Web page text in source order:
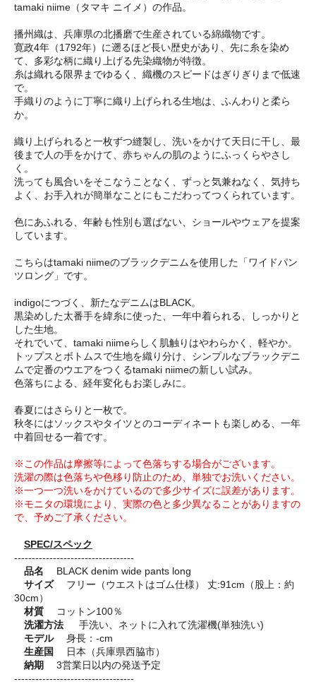
tamaki niime（タマキ ニイメ）の作品。
播州織は、兵庫県の北播磨で生産されている綿織物です。
寛政4年（1792年）に遡るほど長い歴史があり、先に糸を染め
て、多彩な柄に織り上げる先染織物が特徴。
糸は織れる限界までゆるく、織機のスピードはぎりぎりまで低速
で。
手織りのように丁寧に織り上げられる生地は、ふんわりと柔ら
か。
織り上げられると一枚ずつ縫製し、洗いをかけて天日に干し、最
後まで人の手をかけて、赤ちゃんの肌のようにふっくらやさし
く。
洗っても風合いをそこなうことなく、ずっと気兼ねなく、気持ち
よく、お手入れが簡単なことにもこだわってつくられています。
色にあふれる、年齢も性別も選ばない、ショールやウェアを提案
しています。
こちらはtamaki niimeのブラックデニムを使用した「ワイドパン
ツロング」です。
indigoにつづく、新たなデニムはBLACK。
黒染めした太番手を緯糸に使った、一年中着られる、しっかりと
した生地。
それでいて、tamaki niimeらしく肌触りはやわらかく、軽やか。
トップスとボトムスで生地を織り分け、シンプルなブラックデニ
ムで定番のウエアをつくるtamaki niimeの新しい試み。
色落ちによる、経年変化もお楽しみに。
春夏にはさらりと一枚で。
秋冬にはソックスやタイツとのコーディネートも楽しめる、一年
中着回せる一着です。
※この作品は摩擦等によって色落ちする場合がございます。
洗濯の際は色落ちや色移り防止のため、単独でお洗いください。
※一つ一つ洗いをかけているので多少サイズに誤差があります。
※モニタの環境により、実際の色と多少異なることがありますの
で、予めご了承ください。
SPEC/スペック
----------------------------------
品名
BLACK denim wide pants long
サイズフリー（ウエストはゴム仕様） 丈:91cm（股上：約
30cm）
材質 コットン100％
洗濯方法 手洗い、ネットに入れて洗濯機(単独洗い)
モデル身長：-cm
生産国 日本（兵庫県西脇市）
納期 3営業日以内の発送予定
----------------------------------